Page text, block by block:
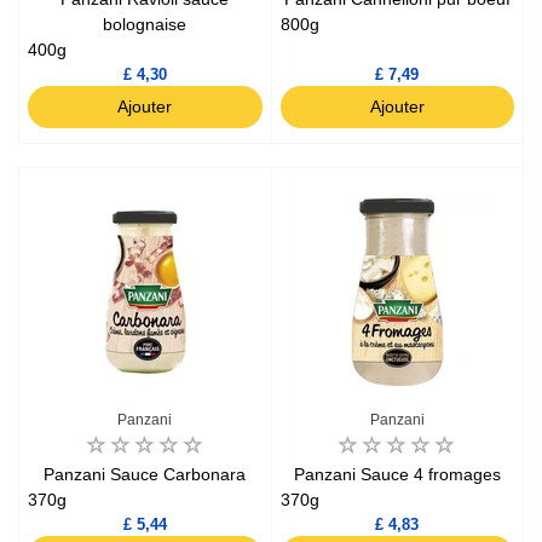
bolognaise
400g
£ 4,30
Ajouter
800g
£ 7,49
Ajouter
Panzani
Panzani Sauce Carbonara
370g
£ 5,44
Panzani
Panzani Sauce 4 fromages
370g
£ 4,83